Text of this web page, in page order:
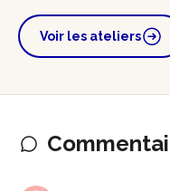
Voir les ateliers